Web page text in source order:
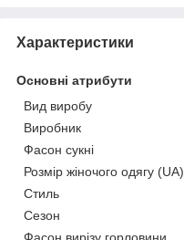
Характеристики
Основні атрибути
Вид виробу
Виробник
Фасон сукні
Розмір жіночого одягу (UA)
Стиль
Сезон